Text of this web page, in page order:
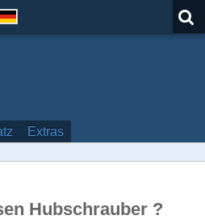
Extras
Hubschrauber ?